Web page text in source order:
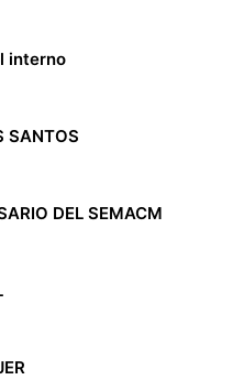
interno
SANTOS
DEL SEMACM